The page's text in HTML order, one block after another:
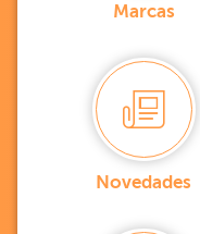
Marcas
Novedades